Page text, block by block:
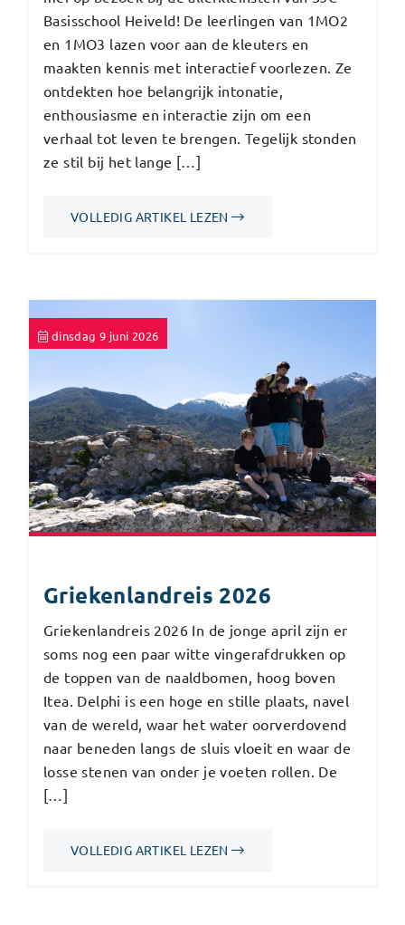
Basisschool Heiveld! De leerlingen van 1MO2
en 1MO3 lazen voor aan de kleuters en
maakten kennis met interactief voorlezen. Ze
ontdekten hoe belangrijk intonatie,
enthousiasme en interactie zijn om een
verhaal tot leven te brengen. Tegelijk stonden
ze stil bij het lange […]
VOLLEDIG ARTIKEL LEZEN
dinsdag 9 juni 2026
Griekenlandreis 2026
Griekenlandreis 2026 In de jonge april zijn er
soms nog een paar witte vingerafdrukken op
de toppen van de naaldbomen, hoog boven
Itea. Delphi is een hoge en stille plaats, navel
van de wereld, waar het water oorverdovend
naar beneden langs de sluis vloeit en waar de
losse stenen van onder je voeten rollen. De
[…]
VOLLEDIG ARTIKEL LEZEN